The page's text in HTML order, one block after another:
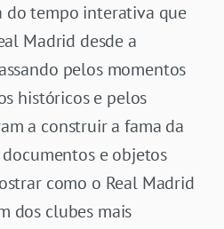
do tempo interativa que
Madrid desde a
pelos momentos
históricos e pelos
a construir a fama da
documentos e objetos
como o Real Madrid
dos clubes mais